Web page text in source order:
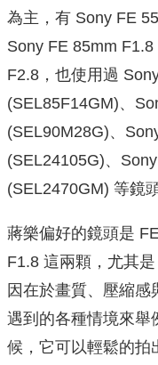
為主，有 Sony FE
Sony FE 85mm
F2.8，也使用過
(SEL85F14GM)、
(SEL90M28G)、
(SEL24105G)、
(SEL2470GM) 等鏡頭
蔣樂偏好的鏡頭是
F1.8 這兩顆，尤其
因在於畫質、壓縮
遇到的各種情境來舉
候，它可以輕鬆的拍